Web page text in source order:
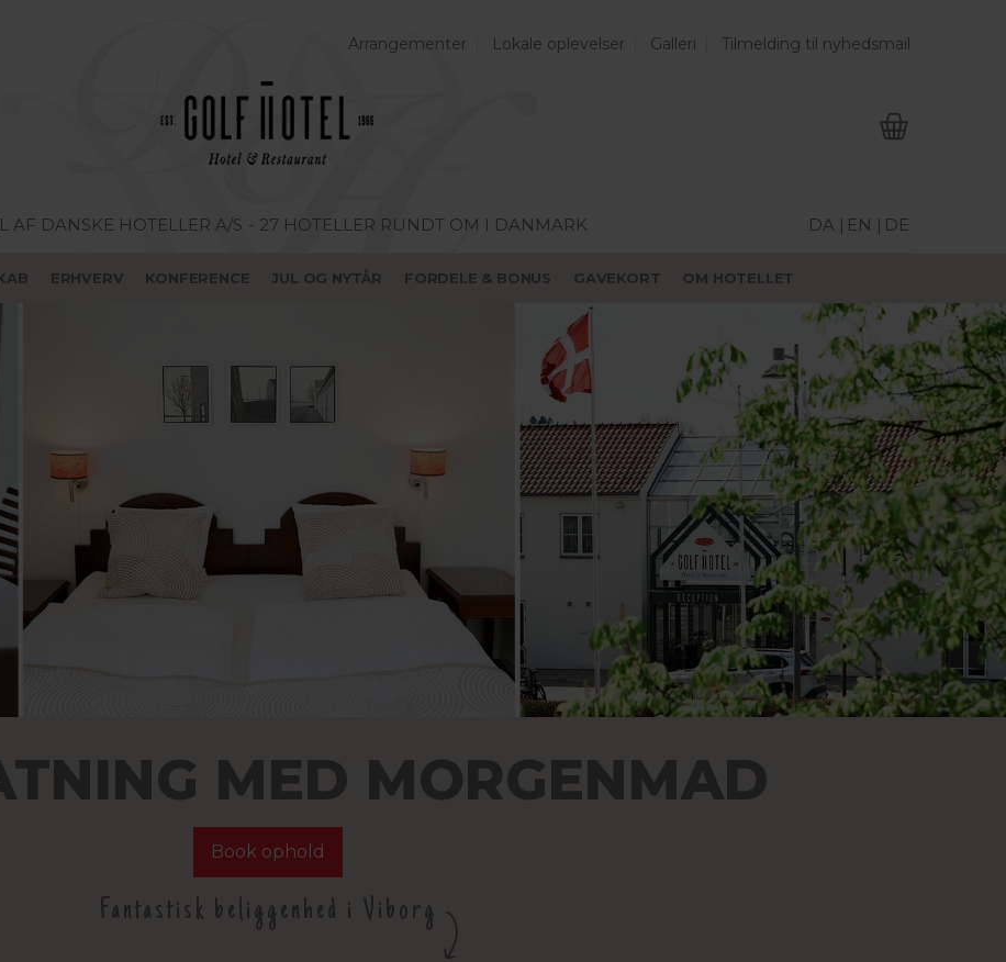
Arrangementer Lokale oplevelser Galleri Tilmelding til nyhedsmail
AF DANSKE HOTELLER A/S - 27 HOTELLER RUNDT OM I DANMARK DA | EN | DE
ERHVERV KONFERENCE JUL OG NYTÅR FORDELE & BONUS GAVEKORT OM HOTELLET
MED MORGENMAD
Book ophold
Fantastisk beliggenhed i Viborg